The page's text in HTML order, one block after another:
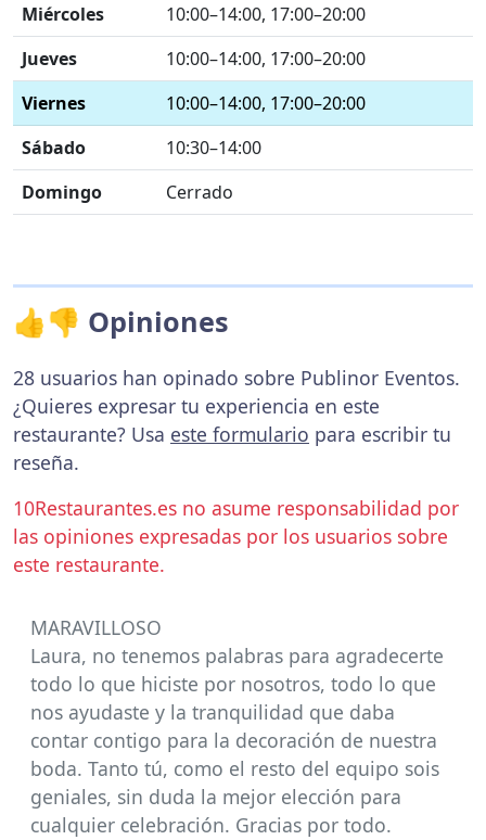
Miércoles
10:00–14:00, 17:00–20:00
Jueves
10:00–14:00, 17:00–20:00
Viernes
10:00–14:00, 17:00–20:00
Sábado
10:30–14:00
Domingo
Cerrado
👍👎 Opiniones
28 usuarios han opinado sobre Publinor Eventos.
¿Quieres expresar tu experiencia en este
restaurante? Usa este formulario para escribir tu
reseña.
10Restaurantes.es no asume responsabilidad por
las opiniones expresadas por los usuarios sobre
este restaurante.
MARAVILLOSO
Laura, no tenemos palabras para agradecerte
todo lo que hiciste por nosotros, todo lo que
nos ayudaste y la tranquilidad que daba
contar contigo para la decoración de nuestra
boda. Tanto tú, como el resto del equipo sois
geniales, sin duda la mejor elección para
cualquier celebración. Gracias por todo.